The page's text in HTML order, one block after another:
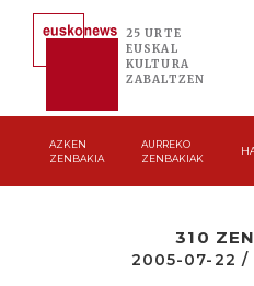
25 URTE
EUSKAL
KULTURA
ZABALTZEN
AZKEN
ZENBAKIA
AURREKO
ZENBAKIAK
310
2005-07-22 /